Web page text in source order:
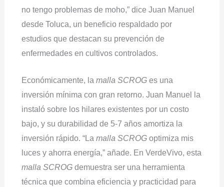
no tengo problemas de moho,” dice Juan Manuel
desde Toluca, un beneficio respaldado por
estudios que destacan su prevención de
enfermedades en cultivos controlados.
Económicamente, la malla SCROGes una
inversión mínima con gran retorno. Juan Manuel la
instaló sobre los hilares existentes por un costo
bajo, y su durabilidad de 5-7 años amortiza la
inversión rápido. “La malla SCROGoptimiza mis
luces y ahorra energía,” añade. En VerdeVivo, esta
malla SCROGdemuestra ser una herramienta
técnica que combina eficiencia y practicidad para